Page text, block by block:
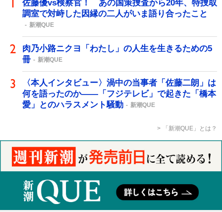
佐藤優vs検察官！ あの国策捜査から20年、特捜取
調室で対峙した因縁の二人がいま語り合ったこと
新潮QUE
肉乃小路ニクヨ「わたし」の人生を生きるための5
冊
新潮QUE
〈本人インタビュー〉渦中の当事者「佐藤二朗」は
何を語ったのか――「フジテレビ」で起きた「橋本
愛」とのハラスメント騒動
新潮QUE
「新潮QUE」とは？